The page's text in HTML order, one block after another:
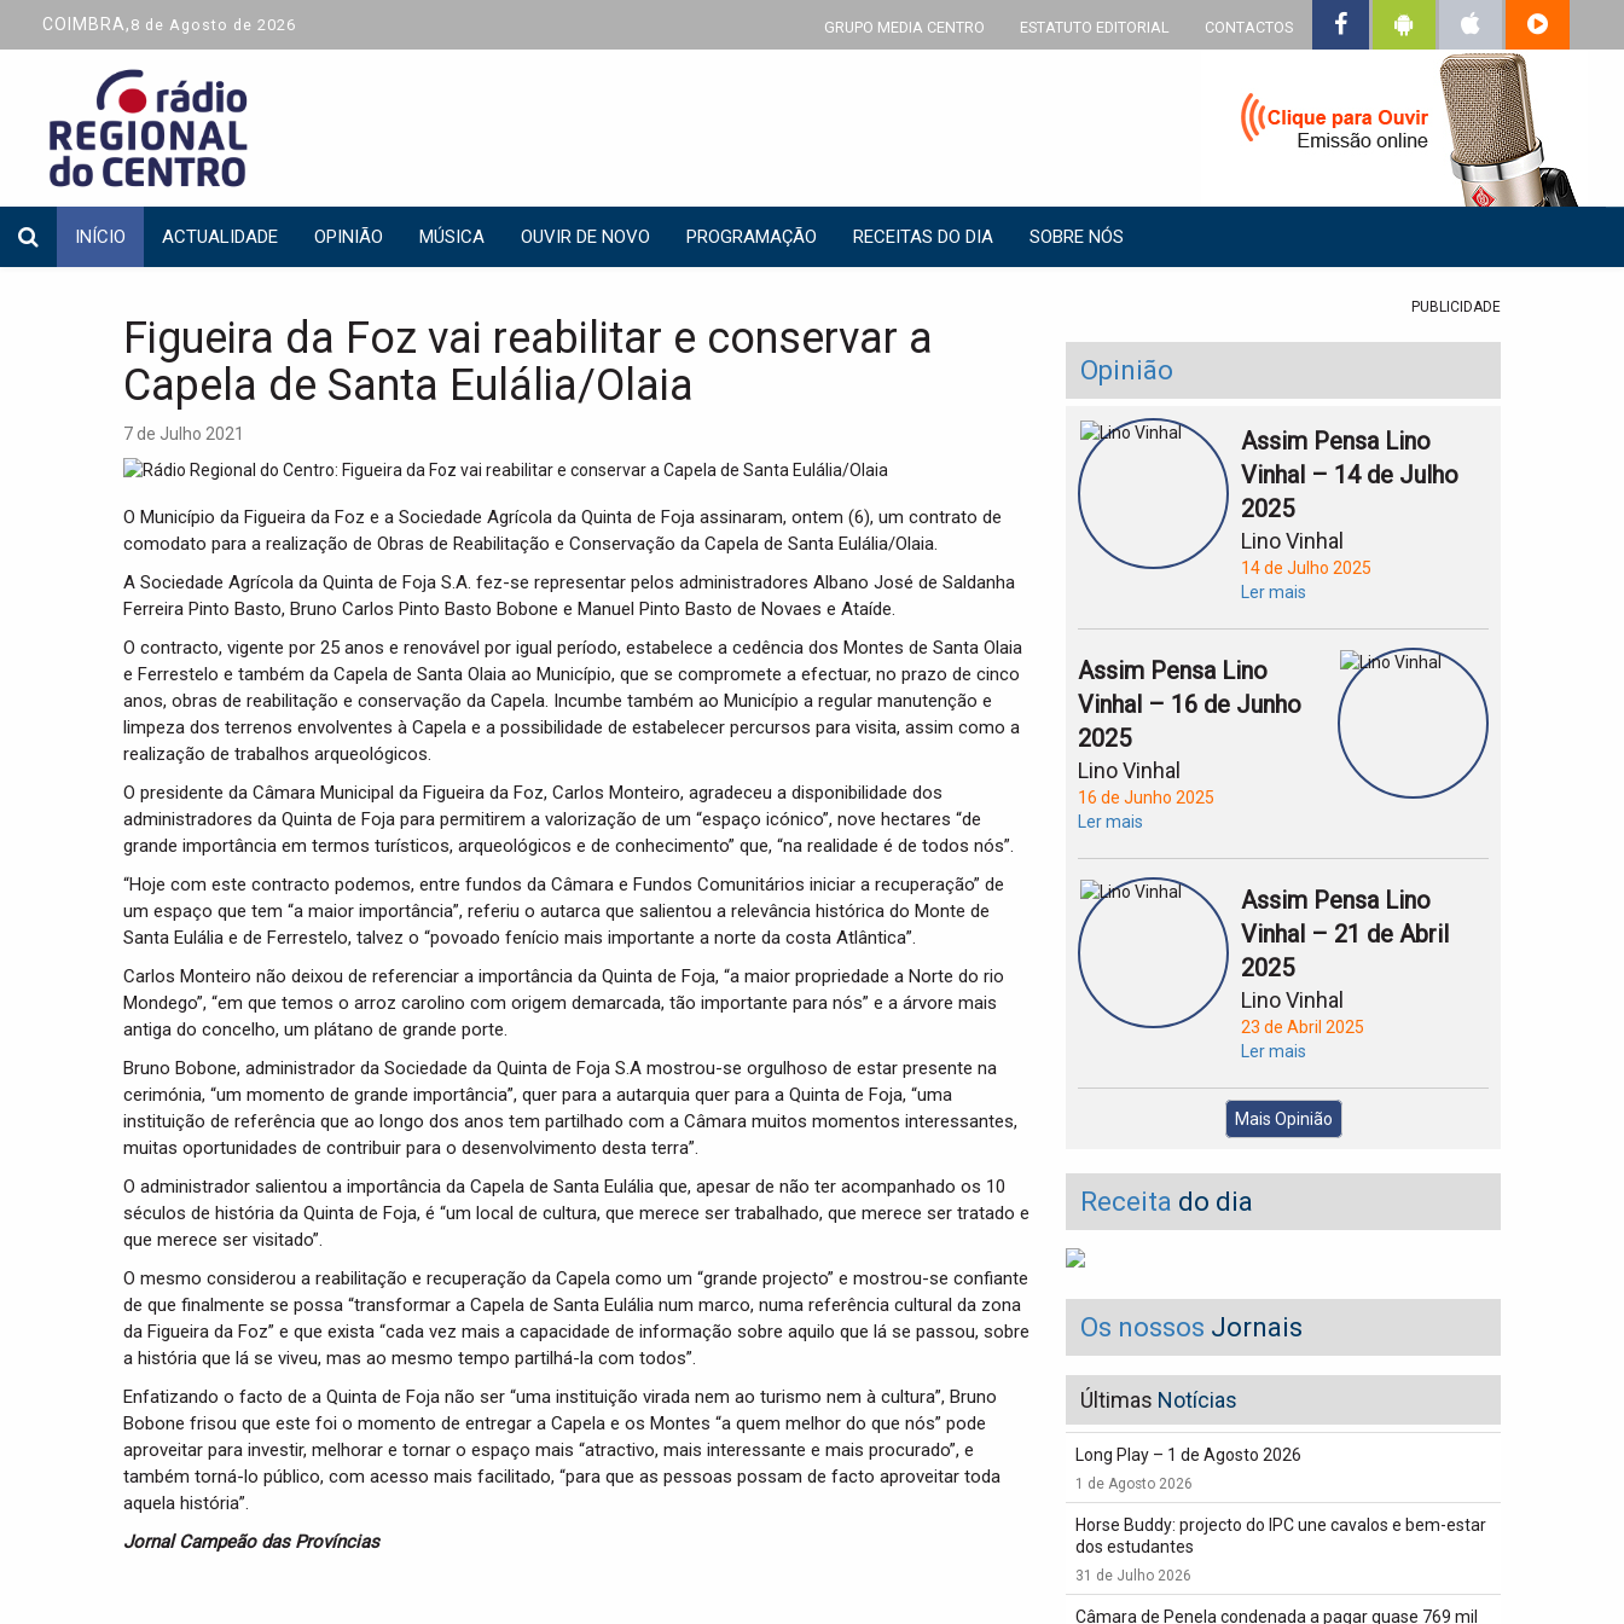
COIMBRA, 8 de Agosto de 2026 GRUPO MEDIA CENTRO ESTATUTO EDITORIAL CONTACTOS
INÍCIO ACTUALIDADE OPINIÃO MÚSICA OUVIR DE NOVO PROGRAMAÇÃO RECEITAS DO DIA SOBRE NÓS
Figueira da Foz vai reabilitar e conservar a
Capela de Santa Eulália/Olaia
7 de Julho 2021
O Município da Figueira da Foz e a Sociedade Agrícola da Quinta de Foja assinaram, ontem (6), um contrato de
comodato para a realização de Obras de Reabilitação e Conservação da Capela de Santa Eulália/Olaia.
A Sociedade Agrícola da Quinta de Foja S.A. fez-se representar pelos administradores Albano José de Saldanha
Ferreira Pinto Basto, Bruno Carlos Pinto Basto Bobone e Manuel Pinto Basto de Novaes e Ataíde.
O contracto, vigente por 25 anos e renovável por igual período, estabelece a cedência dos Montes de Santa Olaia
e Ferrestelo e também da Capela de Santa Olaia ao Município, que se compromete a efectuar, no prazo de cinco
anos, obras de reabilitação e conservação da Capela. Incumbe também ao Município a regular manutenção e
limpeza dos terrenos envolventes à Capela e a possibilidade de estabelecer percursos para visita, assim como a
realização de trabalhos arqueológicos.
O presidente da Câmara Municipal da Figueira da Foz, Carlos Monteiro, agradeceu a disponibilidade dos
administradores da Quinta de Foja para permitirem a valorização de um “espaço icónico”, nove hectares “de
grande importância em termos turísticos, arqueológicos e de conhecimento” que, “na realidade é de todos nós”.
“Hoje com este contracto podemos, entre fundos da Câmara e Fundos Comunitários iniciar a recuperação” de
um espaço que tem “a maior importância”, referiu o autarca que salientou a relevância histórica do Monte de
Santa Eulália e de Ferrestelo, talvez o “povoado fenício mais importante a norte da costa Atlântica”.
Carlos Monteiro não deixou de referenciar a importância da Quinta de Foja, “a maior propriedade a Norte do rio
Mondego”, “em que temos o arroz carolino com origem demarcada, tão importante para nós” e a árvore mais
antiga do concelho, um plátano de grande porte.
Bruno Bobone, administrador da Sociedade da Quinta de Foja S.A mostrou-se orgulhoso de estar presente na
cerimónia, “um momento de grande importância”, quer para a autarquia quer para a Quinta de Foja, “uma
instituição de referência que ao longo dos anos tem partilhado com a Câmara muitos momentos interessantes,
muitas oportunidades de contribuir para o desenvolvimento desta terra”.
O administrador salientou a importância da Capela de Santa Eulália que, apesar de não ter acompanhado os 10
séculos de história da Quinta de Foja, é “um local de cultura, que merece ser trabalhado, que merece ser tratado e
que merece ser visitado”.
O mesmo considerou a reabilitação e recuperação da Capela como um “grande projecto” e mostrou-se confiante
de que finalmente se possa “transformar a Capela de Santa Eulália num marco, numa referência cultural da zona
da Figueira da Foz” e que exista “cada vez mais a capacidade de informação sobre aquilo que lá se passou, sobre
a história que lá se viveu, mas ao mesmo tempo partilhá-la com todos”.
Enfatizando o facto de a Quinta de Foja não ser “uma instituição virada nem ao turismo nem à cultura”, Bruno
Bobone frisou que este foi o momento de entregar a Capela e os Montes “a quem melhor do que nós” pode
aproveitar para investir, melhorar e tornar o espaço mais “atractivo, mais interessante e mais procurado”, e
também torná-lo público, com acesso mais facilitado, “para que as pessoas possam de facto aproveitar toda
aquela história”.
Jornal Campeão das Províncias
PUBLICIDADE
Opinião
Assim Pensa Lino
Vinhal – 14 de Julho
2025
Lino Vinhal
14 de Julho 2025
Ler mais
Assim Pensa Lino
Vinhal – 16 de Junho
2025
Lino Vinhal
16 de Junho 2025
Ler mais
Assim Pensa Lino
Vinhal – 21 de Abril
2025
Lino Vinhal
23 de Abril 2025
Ler mais
Mais Opinião
Receita do dia
Os nossos Jornais
Últimas Notícias
Long Play – 1 de Agosto 2026
1 de Agosto 2026
Horse Buddy: projecto do IPC une cavalos e bem-estar
dos estudantes
31 de Julho 2026
Câmara de Penela condenada a pagar quase 769 mil